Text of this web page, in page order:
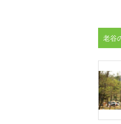
老谷